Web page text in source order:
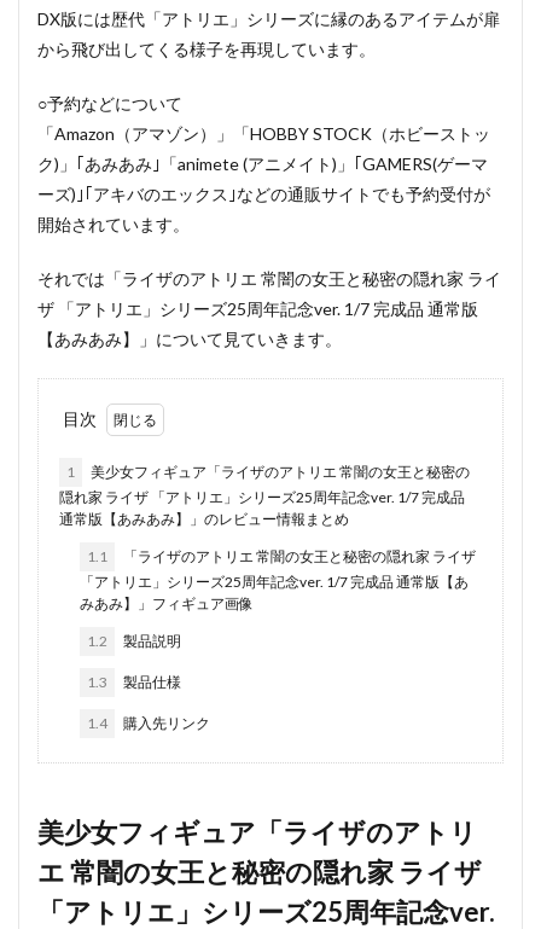
DX版には歴代「アトリエ」シリーズに縁のあるアイテムが扉
から飛び出してくる様子を再現しています。
○予約などについて
「Amazon（アマゾン）」「HOBBY STOCK（ホビーストッ
ク)」｢あみあみ｣「animete (アニメイト)」｢GAMERS(ゲーマ
ーズ)｣｢アキバのエックス｣などの通販サイトでも予約受付が
開始されています。
それでは「ライザのアトリエ 常闇の女王と秘密の隠れ家 ライ
ザ 「アトリエ」シリーズ25周年記念ver. 1/7 完成品 通常版
【あみあみ】」について見ていきます。
目次
1
美少女フィギュア「ライザのアトリエ 常闇の女王と秘密の
隠れ家 ライザ 「アトリエ」シリーズ25周年記念ver. 1/7 完成品
通常版【あみあみ】」のレビュー情報まとめ
1.1
「ライザのアトリエ 常闇の女王と秘密の隠れ家 ライザ
「アトリエ」シリーズ25周年記念ver. 1/7 完成品 通常版【あ
みあみ】」フィギュア画像
1.2 製品説明
1.3 製品仕様
1.4 購入先リンク
美少女フィギュア「ライザのアトリ
エ 常闇の女王と秘密の隠れ家 ライザ
「アトリエ」シリーズ25周年記念ver.